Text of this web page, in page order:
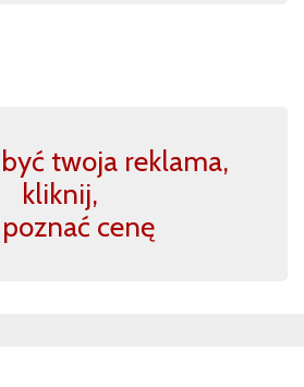
twoja reklama,
kliknij,
cenę